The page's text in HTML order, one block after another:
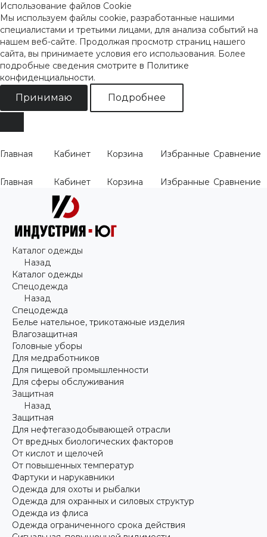
Использование файлов Cookie
Мы используем файлы cookie, разработанные нашими
специалистами и третьими лицами, для анализа событий на
нашем веб-сайте. Продолжая просмотр страниц нашего
сайта, вы принимаете условия его использования. Более
подробные сведения смотрите в Политике
конфиденциальности.
Принимаю Подробнее
Главная Кабинет Корзина Избранные Сравнение
Главная Кабинет Корзина Избранные Сравнение
Каталог одежды
Назад
Каталог одежды
Спецодежда
Назад
Спецодежда
Белье нательное, трикотажные изделия
Влагозащитная
Головные уборы
Для медработников
Для пищевой промышленности
Для сферы обслуживания
Защитная
Назад
Защитная
Для нефтегазодобывающей отрасли
От вредных биологических факторов
От кислот и щелочей
От повышенных температур
Фартуки и нарукавники
Одежда для охоты и рыбалки
Одежда для охранных и силовых структур
Одежда из флиса
Одежда ограниченного срока действия